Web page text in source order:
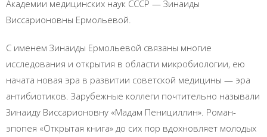
Академии медицинских наук СССР — Зинаиды
Виссарионовны Ермольевой.
С именем Зинаиды Ермольевой связаны многие
исследования и открытия в области микробиологии, ею
начата новая эра в развитии советской медицины — эра
антибиотиков. Зарубежные коллеги почтительно называли
Зинаиду Виссарионовну «Мадам Пенициллин». Роман-
эпопея «Открытая книга» до сих пор вдохновляет молодых